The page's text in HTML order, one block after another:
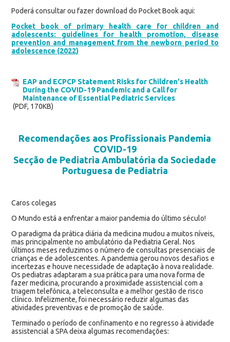
Poderá consultar ou fazer download do Pocket Book aqui:
Pocket book of primary health care for children and
adolescents: guidelines for health promotion, disease
prevention and management from the newborn period to
adolescence (2022)
EAP and ECPCP Statement Risks for Children's Health
During the COVID-19 Pandemic and a Call for
Maintenance of Essential Pediatric Services
(PDF, 170KB)
Recomendações aos Profissionais Pandemia
COVID-19
Secção de Pediatria Ambulatória da Sociedade
Portuguesa de Pediatria
Caros colegas
O Mundo está a enfrentar a maior pandemia do último século!
O paradigma da prática diária da medicina mudou a muitos níveis,
mas principalmente no ambulatório da Pediatria Geral. Nos
últimos meses reduzimos o número de consultas presenciais de
crianças e de adolescentes. A pandemia gerou novos desafios e
incertezas e houve necessidade de adaptação à nova realidade.
Os pediatras adaptaram a sua prática para uma nova forma de
fazer medicina, procurando a proximidade assistencial com a
triagem telefónica, a teleconsulta e a melhor gestão de risco
clínico. Infelizmente, foi necessário reduzir algumas das
atividades preventivas e de promoção de saúde.
Terminado o período de confinamento e no regresso à atividade
assistencial a SPA deixa algumas recomendações: